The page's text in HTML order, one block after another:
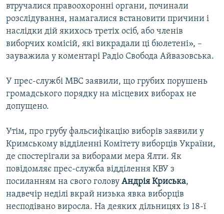
втручалися правоохоронні органи, починали
розслідування, намагалися встановити причини і
наслідки дій якихось третіх осіб, або членів
виборчих комісій, які викрадали ці бюлетені», –
зауважила у коментарі Радіо Свобода Айвазовська.
У прес-службі МВС заявили, що грубих порушень
громадського порядку на місцевих виборах не
допущено.
Утім, про грубу фальсифікацію виборів заявили у
Кримському відділенні Комітету виборців України,
де спостерігали за виборами мера Ялти. Як
повідомляє прес-служба відділення КВУ з
посиланням на свого голову Андрія Криська,
надвечір неділі вкрай низька явка виборців
несподівано виросла. На деяких дільницях із 18-ї